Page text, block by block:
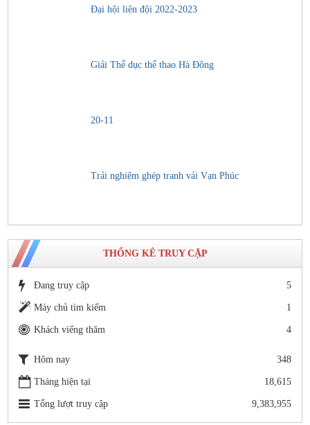
Đại hội liên đội 2022-2023
Giải Thể dục thể thao Hà Đông
20-11
Trải nghiệm ghép tranh vải Vạn Phúc
THỐNG KÊ TRUY CẬP
Đang truy cập 5
Máy chủ tìm kiếm 1
Khách viếng thăm 4
Hôm nay 348
Tháng hiện tại 18,615
Tổng lượt truy cập 9,383,955